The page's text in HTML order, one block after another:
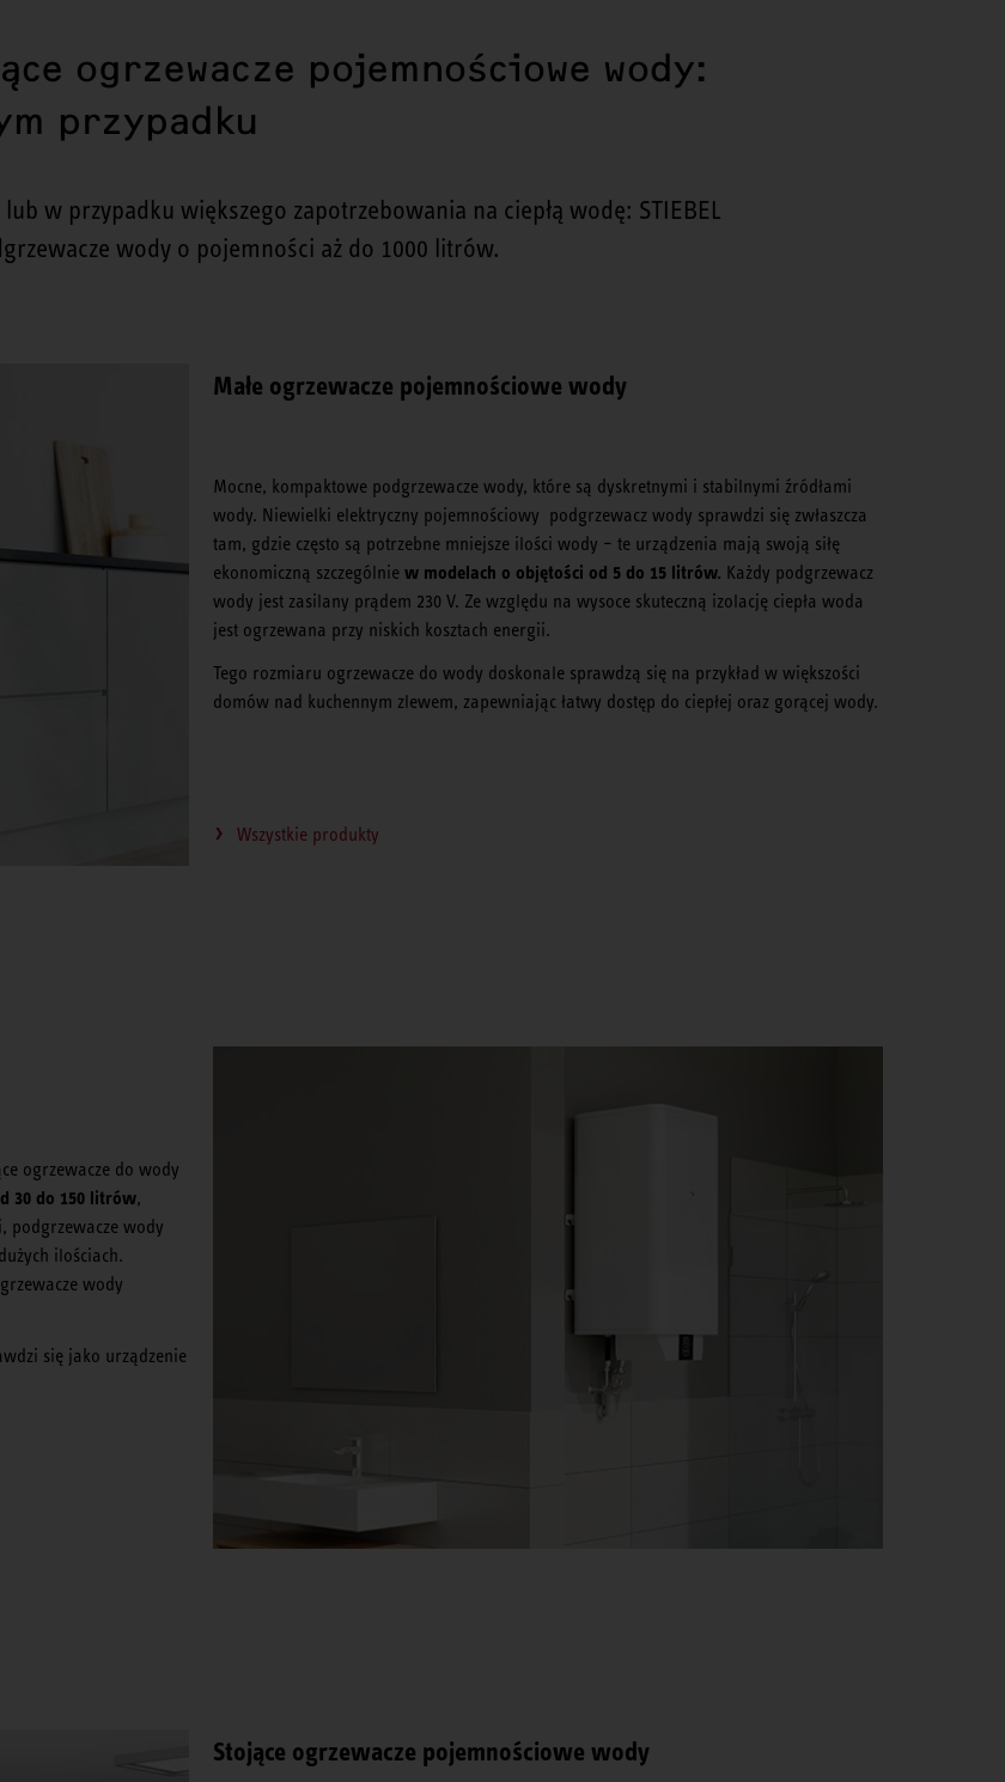
ogrzewacze pojemnościowe wody:
przypadku
w przypadku większego zapotrzebowania na ciepłą wodę: STIEBEL
wody o pojemności aż do 1000 litrów.
Małe ogrzewacze pojemnościowe wody
Mocne, kompaktowe podgrzewacze wody, które są dyskretnymi i stabilnymi źródłami
wody. Niewielki elektryczny pojemnościowy podgrzewacz wody sprawdzi się zwłaszcza
tam, gdzie często są potrzebne mniejsze ilości wody – te urządzenia mają swoją siłę
ekonomiczną szczególnie w modelach o objętości od 5 do 15 litrów. Każdy podgrzewacz
wody jest zasilany prądem 230 V. Ze względu na wysoce skuteczną izolację ciepła woda
jest ogrzewana przy niskich kosztach energii.
Tego rozmiaru ogrzewacze do wody doskonale sprawdzą się na przykład w większości
domów nad kuchennym zlewem, zapewniając łatwy dostęp do ciepłej oraz gorącej wody.
Wszystkie produkty
ogrzewacze do wody
30 do 150 litrów,
podgrzewacze wody
ilościach.
wody
się jako urządzenie
Stojące ogrzewacze pojemnościowe wody